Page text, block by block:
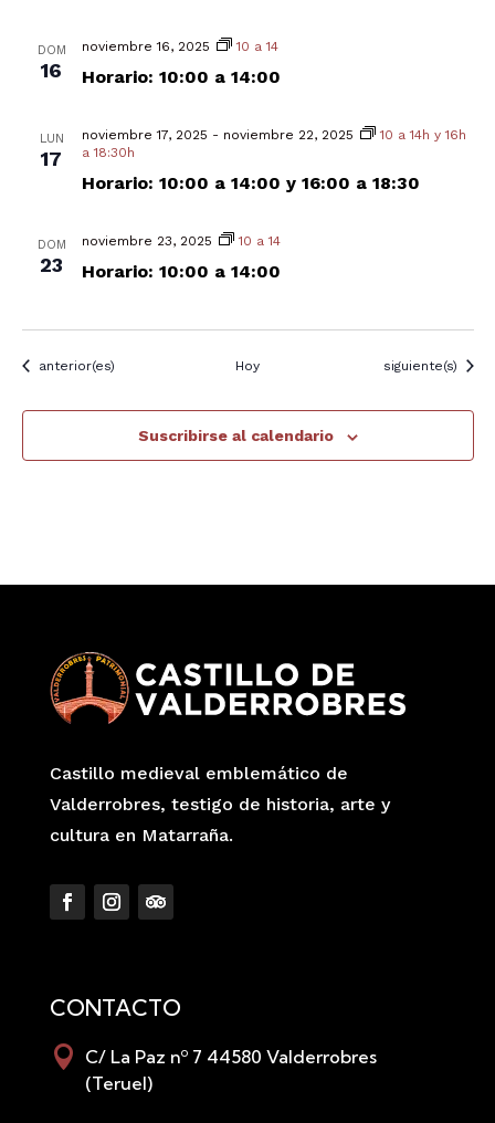
DOM
16 Horario: 10:00 a 14:00
noviembre 16, 2025 10 a 14
LUN
17
Horario: 10:00 a 14:00 y 16:00 a 18:30
noviembre 17, 2025 - noviembre 22, 2025
10 a 14h y 16h
a 18:30h
DOM
23 Horario: 10:00 a 14:00
noviembre 23, 2025 10 a 14
Eventos
anterior(es) Hoy Eventos
siguiente(s)
Suscribirse al calendario
Castillo medieval emblemático de
Valderrobres, testigo de historia, arte y
cultura en Matarraña.
CONTACTO
 C/ La Paz nº 7 44580 Valderrobres
(Teruel)